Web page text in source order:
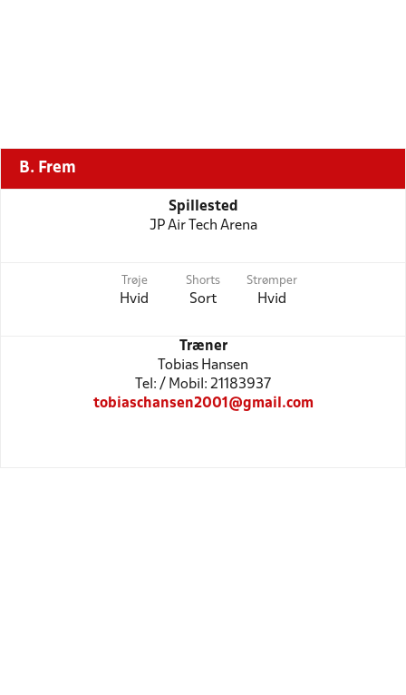
B. Frem
Spillested
JP Air Tech Arena
Trøje
Hvid
Shorts
Sort
Strømper
Hvid
Træner
Tobias Hansen
Tel: / Mobil: 21183937
tobiaschansen2001@gmail.com